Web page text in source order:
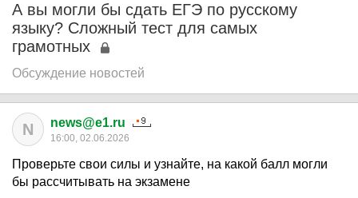
А вы могли бы сдать ЕГЭ по русскому
языку? Сложный тест для самых
грамотных
Обсуждение новостей
N news@e1.ru
16:00, 02.06.2026
Проверьте свои силы и узнайте, на какой балл могли
бы рассчитывать на экзамене